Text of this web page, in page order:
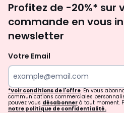
Profitez de -20%* sur
commande en vous
newsletter
Votre Email
*Voir conditions de l'offre. En vous
communications commerciales
pouvez vous désabonner à tout moment.
notre politique de confidentialité.